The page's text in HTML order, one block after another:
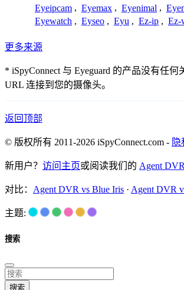
Eyeipcam , Eyemax , Eyenimal ,
Eyewatch , Eyseo , Eyu , Ez-ip , Ez-
更多来源
* iSpyConnect 与 Eyeguard 的产品没有任
URL 连接到您的摄像头。
返回顶部
© 版权所有 2011-2026 iSpyConnect.com - 隐
新用户？ 访问主页或阅读我们的 Agent
对比： Agent DVR vs Blue Iris · Agent DVR
主题:
搜索
搜索